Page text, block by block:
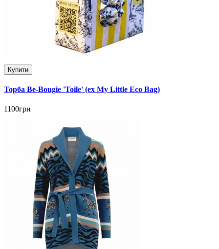
Купити
Торба Be-Bougie 'Toile' (ex My Little Eco Bag)
1100грн